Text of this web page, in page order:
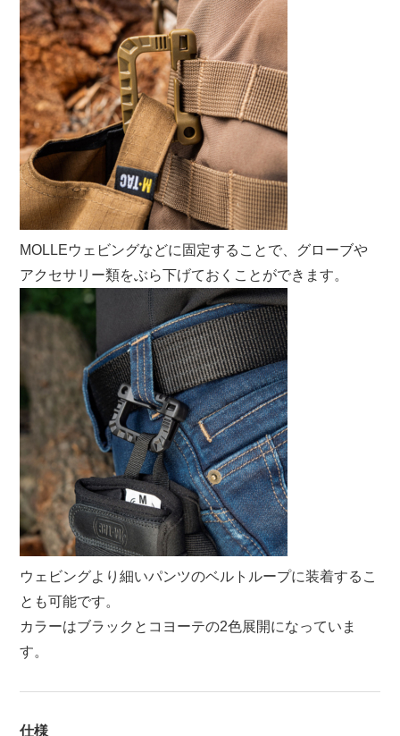
MOLLEウェビングなどに固定することで、グローブや
アクセサリー類をぶら下げておくことができます。
ウェビングより細いパンツのベルトループに装着するこ
とも可能です。
カラーはブラックとコヨーテの2色展開になっていま
す。
仕様